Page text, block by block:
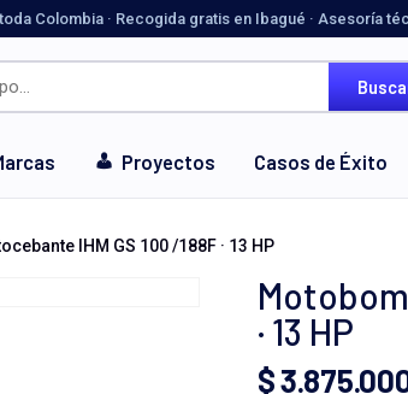
Colombia · Recogida gratis en Ibagué · Asesoría
Proyectos Casos de Éxito
IHM GS 100 /188F · 13 HP
· 13 HP
$